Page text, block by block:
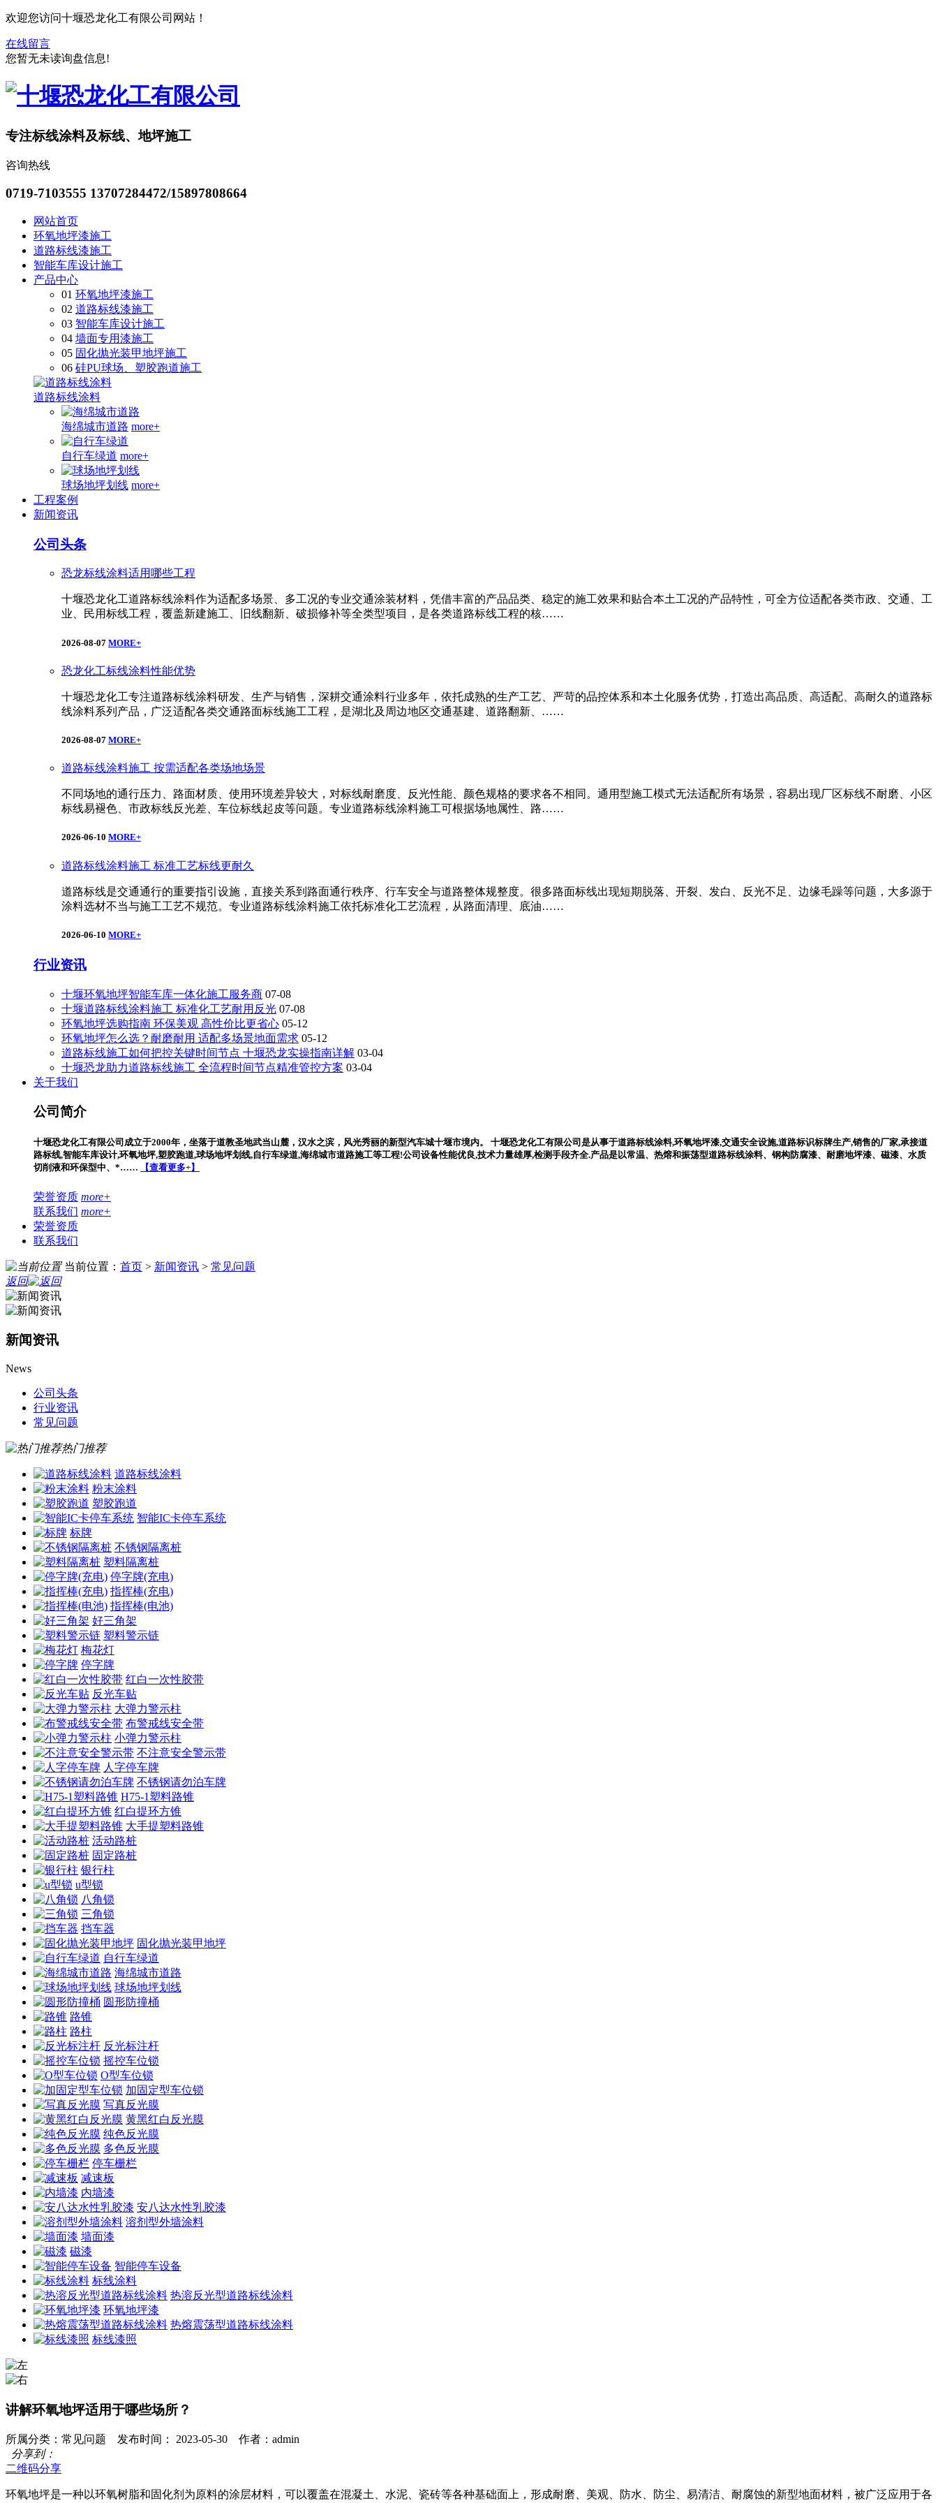
欢迎您访问十堰恐龙化工有限公司网站！
在线留言
您暂无未读询盘信息!
专注标线涂料及标线、地坪施工
咨询热线
0719-7103555 13707284472/15897808664
网站首页
环氧地坪漆施工
道路标线漆施工
智能车库设计施工
产品中心
01 环氧地坪漆施工
02 道路标线漆施工
03 智能车库设计施工
04 墙面专用漆施工
05 固化抛光装甲地坪施工
06 硅PU球场、塑胶跑道施工
道路标线涂料
海绵城市道路 more+
自行车绿道 more+
球场地坪划线 more+
工程案例
新闻资讯
公司头条
恐龙标线涂料适用哪些工程
十堰恐龙化工道路标线涂料作为适配多场景、多工况的专业交通涂装材料，凭借丰富的产品品类、稳定的施工效果和贴合本土工况的产品特性，可全方位适配各类市政、交通、工
业、民用标线工程，覆盖新建施工、旧线翻新、破损修补等全类型项目，是各类道路标线工程的核……
2026-08-07 MORE+
恐龙化工标线涂料性能优势
十堰恐龙化工专注道路标线涂料研发、生产与销售，深耕交通涂料行业多年，依托成熟的生产工艺、严苛的品控体系和本土化服务优势，打造出高品质、高适配、高耐久的道路标
线涂料系列产品，广泛适配各类交通路面标线施工工程，是湖北及周边地区交通基建、道路翻新、……
2026-08-07 MORE+
道路标线涂料施工 按需适配各类场地场景
不同场地的通行压力、路面材质、使用环境差异较大，对标线耐磨度、反光性能、颜色规格的要求各不相同。通用型施工模式无法适配所有场景，容易出现厂区标线不耐磨、小区
标线易褪色、市政标线反光差、车位标线起皮等问题。专业道路标线涂料施工可根据场地属性、路……
2026-06-10 MORE+
道路标线涂料施工 标准工艺标线更耐久
道路标线是交通通行的重要指引设施，直接关系到路面通行秩序、行车安全与道路整体规整度。很多路面标线出现短期脱落、开裂、发白、反光不足、边缘毛躁等问题，大多源于
涂料选材不当与施工工艺不规范。专业道路标线涂料施工依托标准化工艺流程，从路面清理、底油……
2026-06-10 MORE+
行业资讯
十堰环氧地坪智能车库一体化施工服务商 07-08
十堰道路标线涂料施工 标准化工艺耐用反光 07-08
环氧地坪选购指南 环保美观 高性价比更省心 05-12
环氧地坪怎么选？耐磨耐用 适配多场景地面需求 05-12
道路标线施工如何把控关键时间节点 十堰恐龙实操指南详解 03-04
十堰恐龙助力道路标线施工 全流程时间节点精准管控方案 03-04
关于我们
公司简介
十堰恐龙化工有限公司成立于2000年，坐落于道教圣地武当山麓，汉水之滨，风光秀丽的新型汽车城十堰市境内。 十堰恐龙化工有限公司是从事于道路标线涂料,环氧地坪漆,交通安全设施,道路标识标牌生产,销售的厂家,承接道
路标线,智能车库设计,环氧地坪,塑胶跑道,球场地坪划线,自行车绿道,海绵城市道路施工等工程!公司设备性能优良,技术力量雄厚,检测手段齐全.产品是以常温、热熔和振荡型道路标线涂料、钢构防腐漆、耐磨地坪漆、磁漆、水质
切削液和环保型中、*……
【查看更多+】
荣誉资质 more+
联系我们 more+
荣誉资质
联系我们
当前位置： 首页 > 新闻资讯 > 常见问题
返回
新闻资讯
News
公司头条
行业资讯
常见问题
热门推荐
道路标线涂料
粉末涂料
塑胶跑道
智能IC卡停车系统
标牌
不锈钢隔离桩
塑料隔离桩
停字牌(充电)
指挥棒(充电)
指挥棒(电池)
好三角架
塑料警示链
梅花灯
停字牌
红白一次性胶带
反光车贴
大弹力警示柱
布警戒线安全带
小弹力警示柱
不注意安全警示带
人字停车牌
不锈钢请勿泊车牌
H75-1塑料路锥
红白提环方锥
大手提塑料路锥
活动路桩
固定路桩
银行柱
u型锁
八角锁
三角锁
挡车器
固化抛光装甲地坪
自行车绿道
海绵城市道路
球场地坪划线
圆形防撞桶
路锥
路柱
反光标注杆
摇控车位锁
O型车位锁
加固定型车位锁
写真反光膜
黄黑红白反光膜
纯色反光膜
多色反光膜
停车栅栏
减速板
内墙漆
安八达水性乳胶漆
溶剂型外墙涂料
墙面漆
磁漆
智能停车设备
标线涂料
热溶反光型道路标线涂料
环氧地坪漆
热熔震荡型道路标线涂料
标线漆照
讲解环氧地坪适用于哪些场所？
所属分类：常见问题 发布时间： 2023-05-30 作者：admin
分享到：
二维码分享
环氧地坪是一种以环氧树脂和固化剂为原料的涂层材料，可以覆盖在混凝土、水泥、瓷砖等各种基础面上，形成耐磨、美观、防水、防尘、易清洁、耐腐蚀的新型地面材料，被广泛应用于各